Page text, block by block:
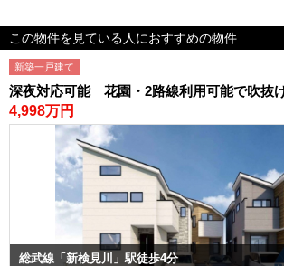
この物件を見ている人におすすめの物件
新築一戸建て
深夜対応可能 花園・2路線利用可能で吹抜
4,998万円
総武線「新検見川」駅徒歩4分